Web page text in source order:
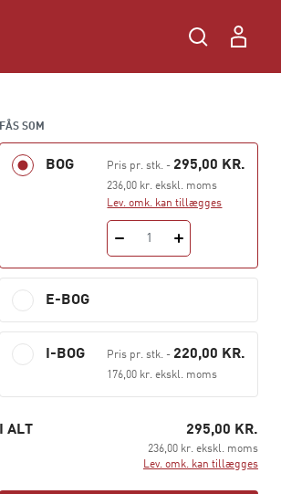
FÅS SOM
BOG Pris pr. stk. - 295,00 KR.
236,00 kr. ekskl. moms
Lev. omk. kan tillægges
1
E-BOG
I-BOG Pris pr. stk. - 220,00 KR.
176,00 kr. ekskl. moms
I ALT 295,00 KR.
236,00 kr. ekskl. moms
Lev. omk. kan tillægges